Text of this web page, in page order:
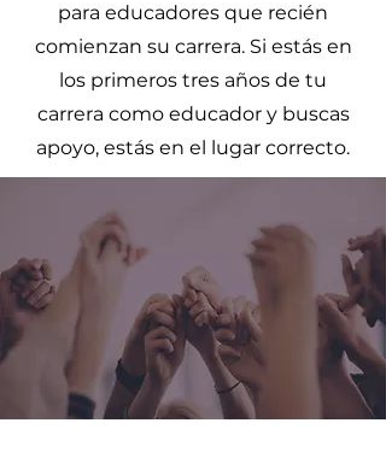
para educadores que recién
comienzan su carrera. Si estás en
los primeros tres años de tu
carrera como educador y buscas
apoyo, estás en el lugar correcto.